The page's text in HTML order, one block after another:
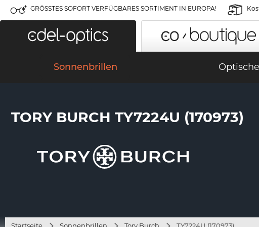
GRÖSSTES SOFORT VERFÜGBARES SORTIMENT IN EUROPA!
Sonnenbrillen
TORY BURCH TY7224U (170973)